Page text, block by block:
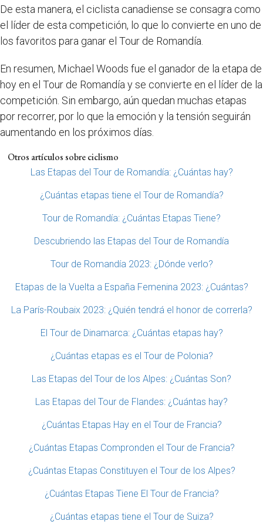
De esta manera, el ciclista canadiense se consagra como
el líder de esta competición, lo que lo convierte en uno de
los favoritos para ganar el Tour de Romandía.
En resumen, Michael Woods fue el ganador de la etapa de
hoy en el Tour de Romandía y se convierte en el líder de la
competición. Sin embargo, aún quedan muchas etapas
por recorrer, por lo que la emoción y la tensión seguirán
aumentando en los próximos días.
Otros artículos sobre ciclismo
Las Etapas del Tour de Romandía: ¿Cuántas hay?
¿Cuántas etapas tiene el Tour de Romandía?
Tour de Romandía: ¿Cuántas Etapas Tiene?
Descubriendo las Etapas del Tour de Romandía
Tour de Romandía 2023: ¿Dónde verlo?
Etapas de la Vuelta a España Femenina 2023: ¿Cuántas?
La París-Roubaix 2023: ¿Quién tendrá el honor de correrla?
El Tour de Dinamarca: ¿Cuántas etapas hay?
¿Cuántas etapas es el Tour de Polonia?
Las Etapas del Tour de los Alpes: ¿Cuántas Son?
Las Etapas del Tour de Flandes: ¿Cuántas hay?
¿Cuántas Etapas Hay en el Tour de Francia?
¿Cuántas Etapas Compronden el Tour de Francia?
¿Cuántas Etapas Constituyen el Tour de los Alpes?
¿Cuántas Etapas Tiene El Tour de Francia?
¿Cuántas etapas tiene el Tour de Suiza?